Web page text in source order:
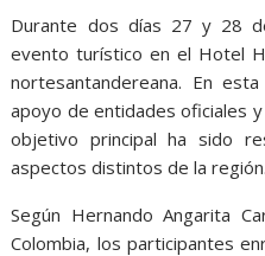
Durante dos días 27 y 28
evento turístico en el Hotel
nortesantandereana. En
apoyo de entidades oficiales
objetivo principal ha sido
aspectos distintos de la región.
Según Hernando Angarita
Colombia, los participantes